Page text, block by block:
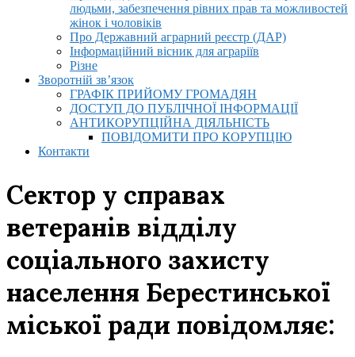
людьми, забезпечення рівних прав та можливостей
жінок і чоловіків
Про Державний аграрний реєстр (ДАР)
Інформаційний вісник для аграріїв
Різне
Зворотній зв’язок
ГРАФІК ПРИЙОМУ ГРОМАДЯН
ДОСТУП ДО ПУБЛІЧНОЇ ІНФОРМАЦІЇ
АНТИКОРУПЦІЙНА ДІЯЛЬНІСТЬ
ПОВІДОМИТИ ПРО КОРУПЦІЮ
Контакти
Сектор у справах
ветеранів відділу
соціального захисту
населення Берестинської
міської ради повідомляє: